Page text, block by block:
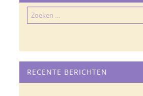
Zoeken
naar:
RECENTE BERICHTEN